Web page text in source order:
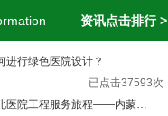
资讯点击排行 >
进行绿色医院设计？
已点击37593次
医院工程服务旅程——内蒙…